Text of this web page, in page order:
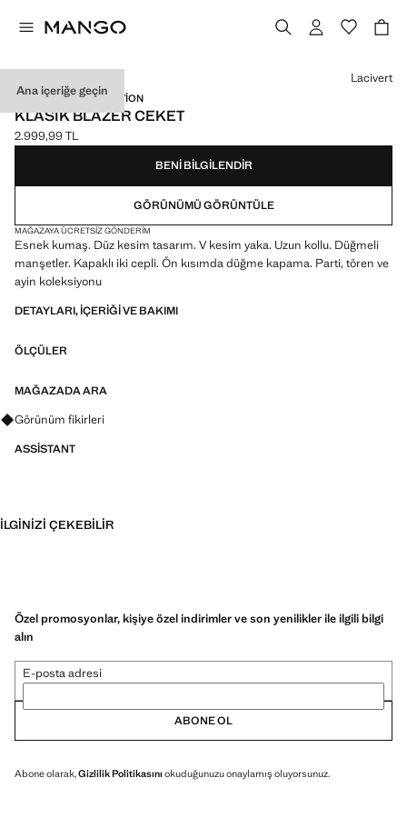
Ana içeriğe geçin
NEW NOW / CELEBRATION
KLASIK BLAZER CEKET
Güncel fiyat [2.999,99 TL ]
2.999,99 TL
Bir renk seçin
Lacivert
BENI BILGILENDIR
GÖRÜNÜMÜ GÖRÜNTÜLE
MAĞAZAYA ÜCRETSIZ GÖNDERIM
Esnek kumaş. Düz kesim tasarım. V kesim yaka. Uzun kollu. Düğmeli
manşetler. Kapaklı iki cepli. Ön kısımda düğme kapama. Parti, tören ve
ayin koleksiyonu
DETAYLARI, IÇERIĞI VE BAKIMI
ÖLÇÜLER
MAĞAZADA ARA
Görünümler, ürünler ve trendler hakkında sorular sorun
Görünüm fikirleri
ASSISTANT
İLGINIZI ÇEKEBILIR
Özel promosyonlar, kişiye özel indirimler ve son yenilikler ile ilgili bilgi
alın
E-posta adresi
ABONE OL
Abone olarak,Gizlilik Politikasını okuduğunuzu onaylamış oluyorsunuz.